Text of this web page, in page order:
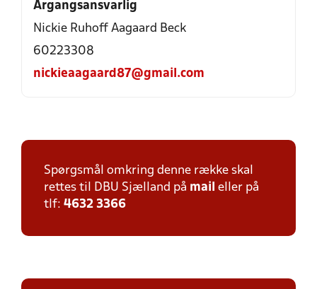
Årgangsansvarlig
Nickie Ruhoff Aagaard Beck
60223308
nickieaagaard87@gmail.com
Spørgsmål omkring denne række skal
rettes til DBU Sjælland på mail eller på
tlf: 4632 3366